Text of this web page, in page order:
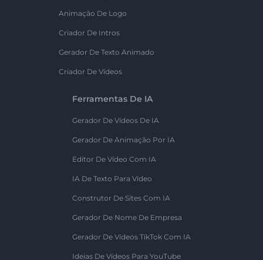
Animação De Logo
Criador De Intros
Gerador De Texto Animado
Criador De Vídeos
Ferramentas De IA
Gerador De Vídeos De IA
Gerador De Animação Por IA
Editor De Vídeo Com IA
IA De Texto Para Vídeo
Construtor De Sites Com IA
Gerador De Nome De Empresa
Gerador De Vídeos TikTok Com IA
Ideias De Vídeos Para YouTube